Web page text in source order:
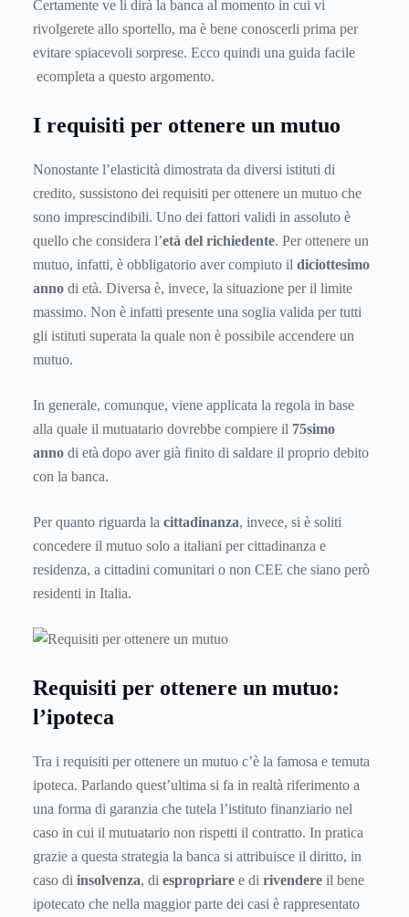
Certamente ve li dirà la banca al momento in cui vi
rivolgerete allo sportello, ma è bene conoscerli prima per
evitare spiacevoli sorprese. Ecco quindi una guida facile
ecompleta a questo argomento.
I requisiti per ottenere un mutuo
Nonostante l’elasticità dimostrata da diversi istituti di
credito, sussistono dei requisiti per ottenere un mutuo che
sono imprescindibili. Uno dei fattori validi in assoluto è
quello che considera l’età del richiedente. Per ottenere un
mutuo, infatti, è obbligatorio aver compiuto il diciottesimo
anno di età. Diversa è, invece, la situazione per il limite
massimo. Non è infatti presente una soglia valida per tutti
gli istituti superata la quale non è possibile accendere un
mutuo.
In generale, comunque, viene applicata la regola in base
alla quale il mutuatario dovrebbe compiere il 75simo
anno di età dopo aver già finito di saldare il proprio debito
con la banca.
Per quanto riguarda la cittadinanza, invece, si è soliti
concedere il mutuo solo a italiani per cittadinanza e
residenza, a cittadini comunitari o non CEE che siano però
residenti in Italia.
Requisiti per ottenere un mutuo:
l’ipoteca
Tra i requisiti per ottenere un mutuo c’è la famosa e temuta
ipoteca. Parlando quest’ultima si fa in realtà riferimento a
una forma di garanzia che tutela l’istituto finanziario nel
caso in cui il mutuatario non rispetti il contratto. In pratica
grazie a questa strategia la banca si attribuisce il diritto, in
caso di insolvenza, di espropriare e di rivendere il bene
ipotecato che nella maggior parte dei casi è rappresentato